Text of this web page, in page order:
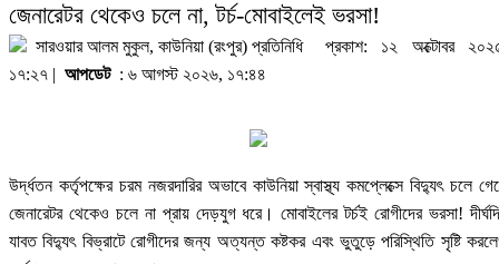
জেনারেটর থেকেও চলে না, টর্চ-মোবাইলেই ভরসা!
সারওয়ার আলম মুকুল, কাউনিয়া (রংপুর) প্রতিনিধি
প্রকাশ: ১২ অক্টোবর
১৭:২৭ | আপডেট: ৬ আগস্ট ২০২৬, ১৭:৪৪
উর্দ্ধতন কর্তৃপক্ষের চরম নজরদারির অভাবে কাউনিয়া স্বাস্থ্য কমপ্লেক্সে বিদ্যুৎ চলে
জেনারেটর থেকেও চলে না প্রায় দেড়যুগ ধরে। মোবাইলের টর্চই রোগীদের ভরসা!
যাবত বিদ্যুৎ বিভ্রাটে রোগীদের জন্য অত্যন্ত কষ্টকর এবং ভুতুড়ে পরিস্থিতি সৃষ্টি